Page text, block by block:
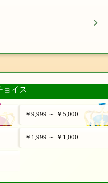
ョイス
￥9,999 ～ ￥5,000
￥1,999 ～ ￥1,000